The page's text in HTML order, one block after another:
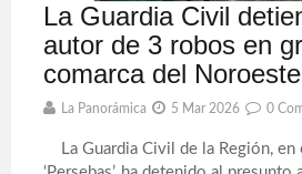
La Guardia Civil
autor de 3 robos en
comarca del Noroeste
La Panorámica 5 Mar 2026 0
La Guardia Civil de la Región, en